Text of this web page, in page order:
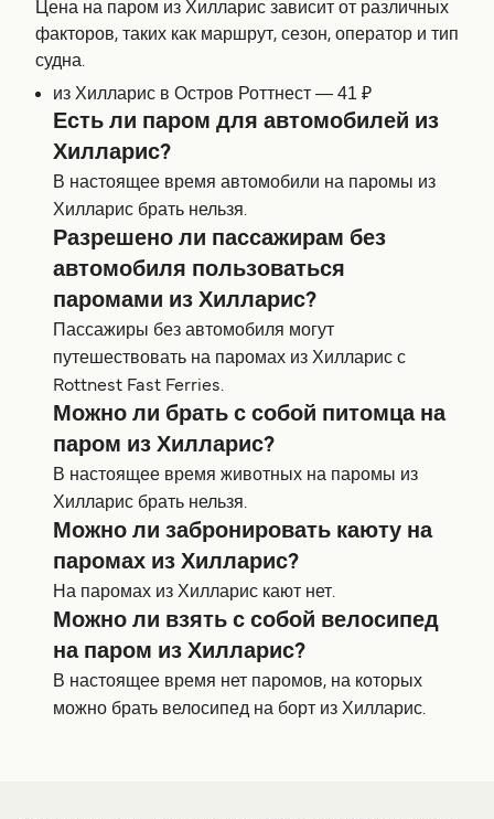
Цена на паром из Хилларис зависит от различных
факторов, таких как маршрут, сезон, оператор и тип
судна.
из Хилларис в Остров Роттнест — 41 ₽
Есть ли паром для автомобилей из
Хилларис?
В настоящее время автомобили на паромы из
Хилларис брать нельзя.
Разрешено ли пассажирам без
автомобиля пользоваться
паромами из Хилларис?
Пассажиры без автомобиля могут
путешествовать на паромах из Хилларис с
Rottnest Fast Ferries.
Можно ли брать с собой питомца на
паром из Хилларис?
В настоящее время животных на паромы из
Хилларис брать нельзя.
Можно ли забронировать каюту на
паромах из Хилларис?
На паромах из Хилларис кают нет.
Можно ли взять с собой велосипед
на паром из Хилларис?
В настоящее время нет паромов, на которых
можно брать велосипед на борт из Хилларис.